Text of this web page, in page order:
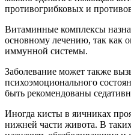
противогрибковых и
Витаминные комплексы
основному лечению, так как
иммунной системы.
Заболевание может также
психоэмоционального
быть рекомендованы
Иногда кисты в яичниках
нижней части живота. В